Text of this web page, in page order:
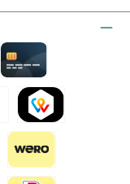
TWINT by mollie
mollie
Wero
Credit card by mollie